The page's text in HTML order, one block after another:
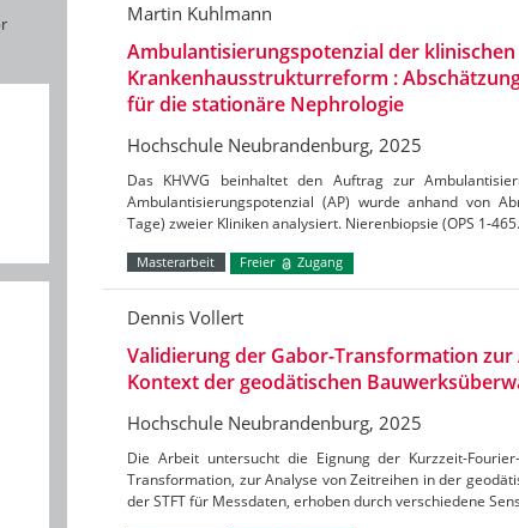
Martin Kuhlmann
Ambulantisierungspotenzial der
Krankenhausstrukturreform :
für die stationäre Nephrologie
Hochschule Neubrandenburg, 2025
Das KHVVG beinhaltet den Auftrag zur
Ambulantisierungspotenzial (AP) wurde anhand von
Tage) zweier Kliniken analysiert. Nierenbiopsie (OPS 1-
Masterarbeit Freier Zugang
Dennis Vollert
Validierung der Gabor-Transformation
Kontext der geodätischen
Hochschule Neubrandenburg, 2025
Die Arbeit untersucht die Eignung der Kurzzeit-
Transformation, zur Analyse von Zeitreihen in der
der STFT für Messdaten, erhoben durch verschiedene